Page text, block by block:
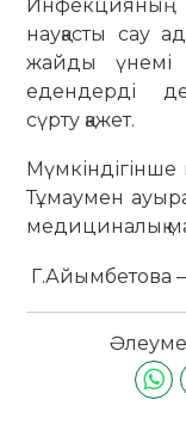
науқасты сау
жайды үнемі
едендерді
сүрту қажет.
Мүмкіндігінше
Тұмаумен
медициналық
Г.Айымбетова